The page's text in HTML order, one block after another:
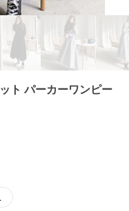
ト パーカーワンピー